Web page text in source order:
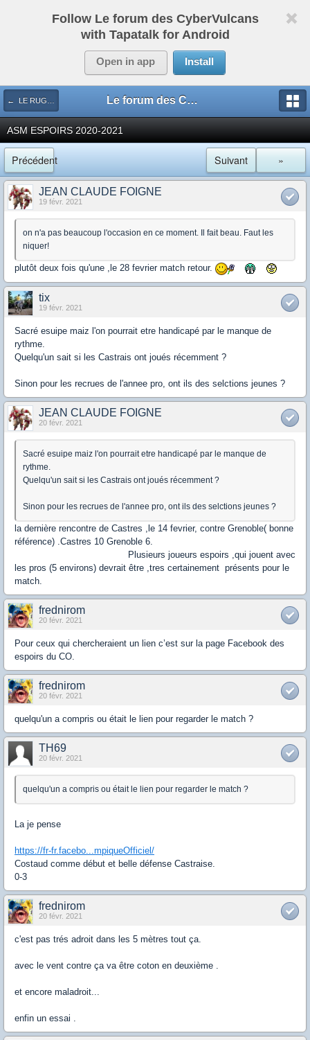
Follow Le forum des CyberVulcans
with Tapatalk for Android
Open in app Install
← LE RUGBY DE CHEZ NOUS Le forum des CyberVulcans
ASM ESPOIRS 2020-2021
Précédent »
Suivant
JEAN CLAUDE FOIGNE
19 févr. 2021
on n'a pas beaucoup l'occasion en ce moment. Il fait beau. Faut les
niquer!
plutôt deux fois qu'une ,le 28 fevrier match retour.
tix
19 févr. 2021
Sacré esuipe maiz l'on pourrait etre handicapé par le manque de
rythme.
Quelqu'un sait si les Castrais ont joués récemment ?
Sinon pour les recrues de l'annee pro, ont ils des selctions jeunes ?
JEAN CLAUDE FOIGNE
20 févr. 2021
Sacré esuipe maiz l'on pourrait etre handicapé par le manque de
rythme.
Quelqu'un sait si les Castrais ont joués récemment ?
Sinon pour les recrues de l'annee pro, ont ils des selctions jeunes ?
la dernière rencontre de Castres ,le 14 fevrier, contre Grenoble( bonne
référence) .Castres 10 Grenoble 6.
Plusieurs joueurs espoirs ,qui jouent avec
les pros (5 environs) devrait être ,tres certainement présents pour le
match.
frednirom
20 févr. 2021
Pour ceux qui chercheraient un lien c’est sur la page Facebook des
espoirs du CO.
frednirom
20 févr. 2021
quelqu'un a compris ou était le lien pour regarder le match ?
TH69
20 févr. 2021
quelqu'un a compris ou était le lien pour regarder le match ?
La je pense
https://fr-fr.facebo...mpiqueOfficiel/
Costaud comme début et belle défense Castraise.
0-3
frednirom
20 févr. 2021
c'est pas trés adroit dans les 5 mètres tout ça.
avec le vent contre ça va être coton en deuxième .
et encore maladroit...
enfin un essai .